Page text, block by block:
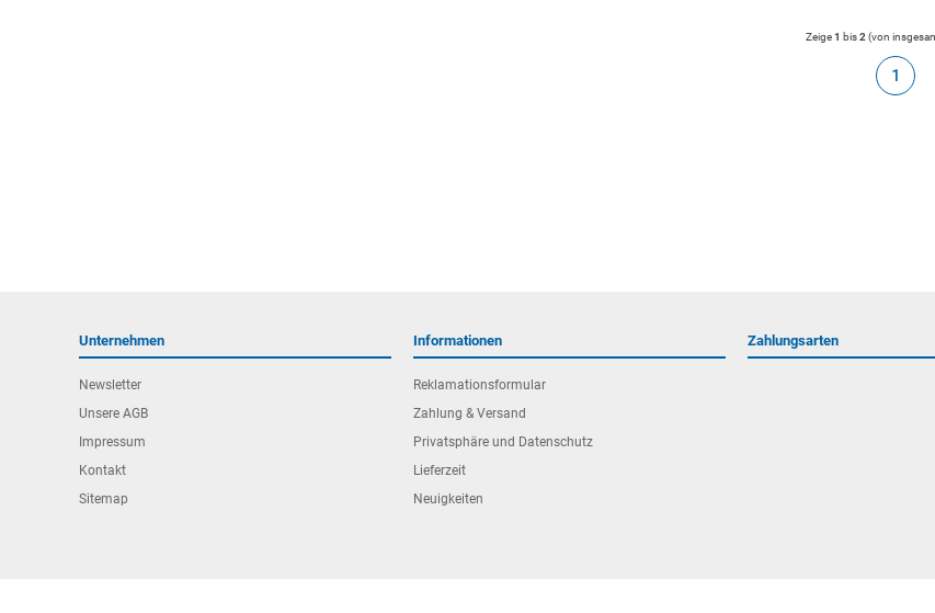
Zeige1 bis2 (von
1
Unternehmen
Newsletter
Unsere AGB
Impressum
Kontakt
Sitemap
Informationen
Reklamationsformular
Zahlung & Versand
Privatsphäre und Datenschutz
Lieferzeit
Neuigkeiten
Zahlungsarten